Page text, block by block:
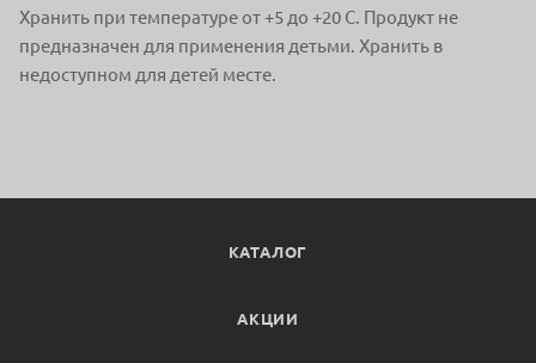
Хранить при температуре от +5 до +20 C. Продукт не
предназначен для применения детьми. Хранить в
недоступном для детей месте.
КАТАЛОГ
АКЦИИ